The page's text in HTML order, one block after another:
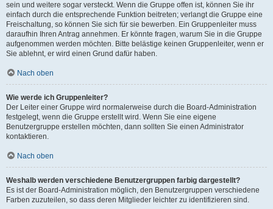
sein und weitere sogar versteckt. Wenn die Gruppe offen ist, können Sie ihr
einfach durch die entsprechende Funktion beitreten; verlangt die Gruppe eine
Freischaltung, so können Sie sich für sie bewerben. Ein Gruppenleiter muss
daraufhin Ihren Antrag annehmen. Er könnte fragen, warum Sie in die Gruppe
aufgenommen werden möchten. Bitte belästige keinen Gruppenleiter, wenn er
Sie ablehnt, er wird einen Grund dafür haben.
Nach oben
Wie werde ich Gruppenleiter?
Der Leiter einer Gruppe wird normalerweise durch die Board-Administration
festgelegt, wenn die Gruppe erstellt wird. Wenn Sie eine eigene
Benutzergruppe erstellen möchten, dann sollten Sie einen Administrator
kontaktieren.
Nach oben
Weshalb werden verschiedene Benutzergruppen farbig dargestellt?
Es ist der Board-Administration möglich, den Benutzergruppen verschiedene
Farben zuzuteilen, so dass deren Mitglieder leichter zu identifizieren sind.